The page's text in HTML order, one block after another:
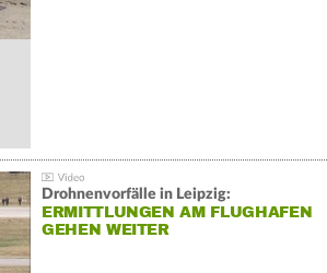
Drohnenvorfälle in Leipzig:
ERMITTLUNGEN AM FLUGHAFEN
GEHEN WEITER